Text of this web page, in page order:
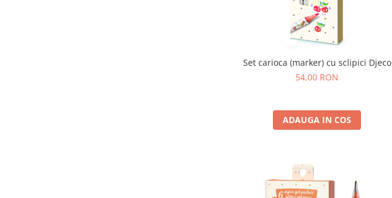
Set carioca (marker) cu sclipici Djeco
54,00 RON
ADAUGA IN COS